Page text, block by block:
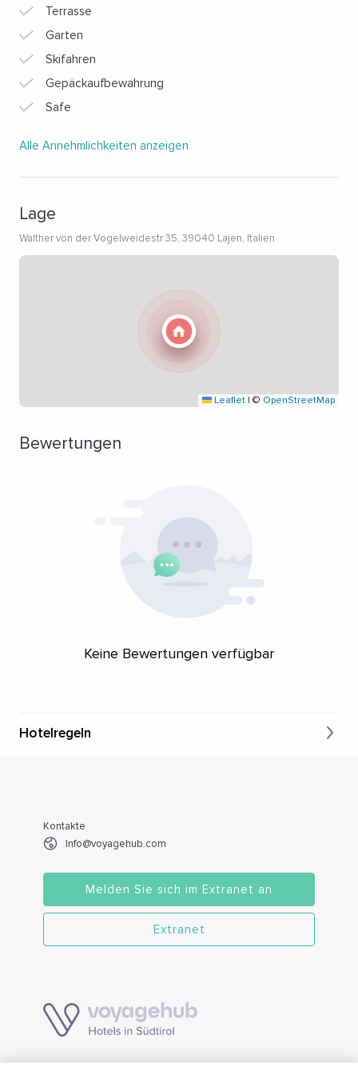
Terrasse
Garten
Skifahren
Gepäckaufbewahrung
Safe
Alle Annehmlichkeiten anzeigen
Lage
Walther von der Vogelweidestr 35, 39040 Lajen, Italien
Leaflet | © OpenStreetMap
Bewertungen
Keine Bewertungen verfügbar
Hotelregeln
Kontakte
Info@voyagehub.com
Melden Sie sich im Extranet an
Extranet